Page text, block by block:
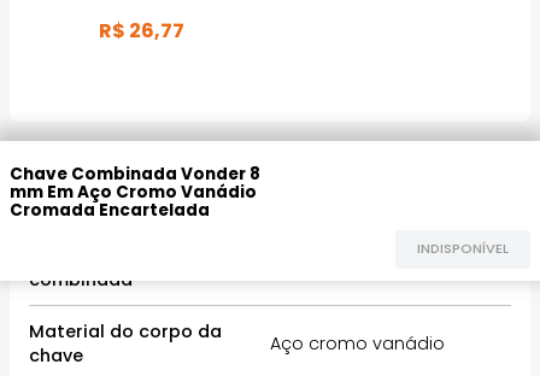
R$ 26,77
Chave Combinada Vonder 8
mm Em Aço Cromo Vanádio
Cromada Encartelada
INDISPONÍVEL
INFORMAÇÕES TÉCNICAS
combinada
Material do corpo da
chave
Aço cromo vanádio